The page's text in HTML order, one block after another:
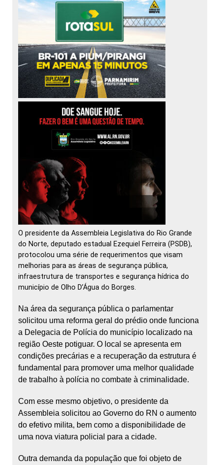
O presidente da Assembleia Legislativa do Rio Grande
do Norte, deputado estadual Ezequiel Ferreira (PSDB),
protocolou uma série de requerimentos que visam
melhorias para as áreas de segurança pública,
infraestrutura de transportes e segurança hídrica do
município de Olho D’Água do Borges.
Na área da segurança pública o parlamentar
solicitou uma reforma geral do prédio onde funciona
a Delegacia de Polícia do município localizado na
região Oeste potiguar. O local se apresenta em
condições precárias e a recuperação da estrutura é
fundamental para promover uma melhor qualidade
de trabalho à polícia no combate à criminalidade.
Comesse mesmo objetivo, o presidente da
Assembleia solicitou ao Governo do RN o aumento
do efetivo milita, bem como a disponibilidade de
uma nova viatura policial para a cidade.
Outra demanda da população que foi objeto de